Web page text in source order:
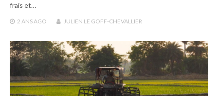
frais et…
2 ANS AGO JULIEN LE GOFF-CHEVALLIER